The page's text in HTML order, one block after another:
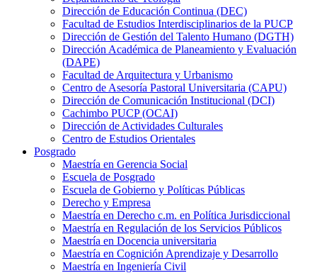
Dirección de Educación Continua (DEC)
Facultad de Estudios Interdisciplinarios de la PUCP
Dirección de Gestión del Talento Humano (DGTH)
Dirección Académica de Planeamiento y Evaluación
(DAPE)
Facultad de Arquitectura y Urbanismo
Centro de Asesoría Pastoral Universitaria (CAPU)
Dirección de Comunicación Institucional (DCI)
Cachimbo PUCP (OCAI)
Dirección de Actividades Culturales
Centro de Estudios Orientales
Posgrado
Maestría en Gerencia Social
Escuela de Posgrado
Escuela de Gobierno y Políticas Públicas
Derecho y Empresa
Maestría en Derecho c.m. en Política Jurisdiccional
Maestría en Regulación de los Servicios Públicos
Maestría en Docencia universitaria
Maestría en Cognición Aprendizaje y Desarrollo
Maestría en Ingeniería Civil